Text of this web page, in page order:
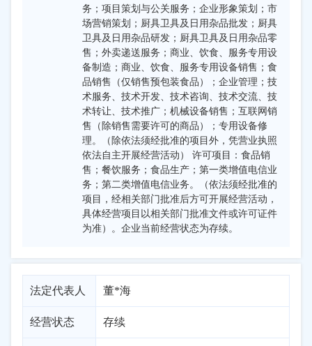
务；项目策划与公关服务；企业形象策划；市
场营销策划；厨具卫具及日用杂品批发；厨具
卫具及日用杂品研发；厨具卫具及日用杂品零
售；外卖递送服务；商业、饮食、服务专用设
备制造；商业、饮食、服务专用设备销售；食
品销售（仅销售预包装食品）；企业管理；技
术服务、技术开发、技术咨询、技术交流、技
术转让、技术推广；机械设备销售；互联网销
售（除销售需要许可的商品）；专用设备修
理。（除依法须经批准的项目外，凭营业执照
依法自主开展经营活动） 许可项目：食品销
售；餐饮服务；食品生产；第一类增值电信业
务；第二类增值电信业务。（依法须经批准的
项目，经相关部门批准后方可开展经营活动，
具体经营项目以相关部门批准文件或许可证件
为准）。企业当前经营状态为存续。
法定代表人 董*海
经营状态 存续